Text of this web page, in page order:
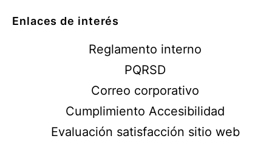
Enlaces de interés
Reglamento interno
PQRSD
Correo corporativo
Cumplimiento Accesibilidad
Evaluación satisfacción sitio web